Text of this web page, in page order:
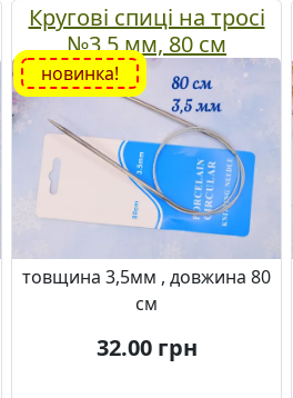
Кругові спиці на тросі
№3,5 мм, 80 см
новинка!
товщина 3,5мм , довжина 80
см
32.00грн